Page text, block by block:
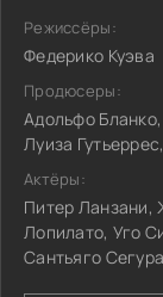
Режиссёры:
Федерико Куэва
Продюсеры:
Адольфо
Луиза
Актёры:
Питер Ланзани,
Лопилато, Уго
Сантьяго